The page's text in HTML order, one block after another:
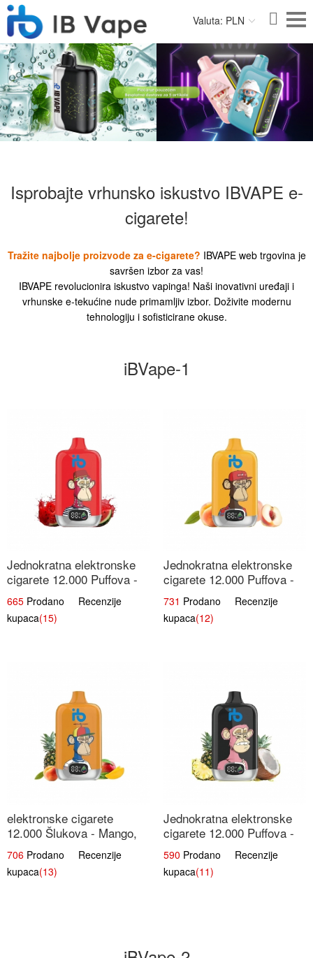
Valuta: PLN
Isprobajte vrhunsko iskustvo IBVAPE e-
cigarete!
Tražite najbolje proizvode za e-cigarete? IBVAPE web trgovina je
savršen izbor za vas!
IBVAPE revolucionira iskustvo vapinga! Naši inovativni uređaji i
vrhunske e-tekućine nude primamljiv izbor. Doživite modernu
tehnologiju i sofisticirane okuse.
iBVape-1
Jednokratna elektronske
cigarete 12.000 Puffova -
Lubenica Sladoled | Ljetna
Desertna Aroma
665 Prodano Recenzije
kupaca(15)
Jednokratna elektronske
cigarete 12.000 Puffova -
Breskva i Voćni Sok |
Osježavajuća Voćna
Mješavina
731 Prodano Recenzije
kupaca(12)
elektronske cigarete
12.000 Šlukova - Mango,
Ananas, Breskva | Tropska
Voćna Mješavina
706 Prodano Recenzije
kupaca(13)
Jednokratna elektronske
cigarete 12.000 Puffova -
Ananas i Kokos Sladoled |
Tropski Desert
590 Prodano Recenzije
kupaca(11)